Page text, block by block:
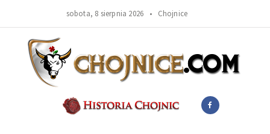
sobota, 8 sierpnia 2026 • Chojnice